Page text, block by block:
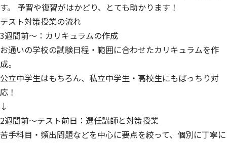
す。 予習や復習がはかどり、とても助かります！
テスト対策授業の流れ
3週間前～：カリキュラムの作成
お通いの学校の試験日程・範囲に合わせたカリキュラムを作
成。
公立中学生はもちろん、私立中学生・高校生にもばっちり対
応！
↓
2週間前～テスト前日：選任講師と対策授業
苦手科目・頻出問題などを中心に要点を絞って、個別に丁寧に